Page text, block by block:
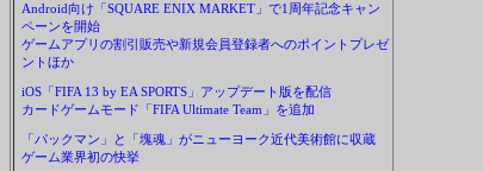
Android向け「SQUARE ENIX MARKET」で1周年記念キャン
ペーンを開始
ゲームアプリの割引販売や新規会員登録者へのポイントプレゼ
ントほか
iOS「FIFA 13 by EA SPORTS」アップデート版を配信
カードゲームモード「FIFA Ultimate Team」を追加
「パックマン」と「塊魂」がニューヨーク近代美術館に収蔵
ゲーム業界初の快挙